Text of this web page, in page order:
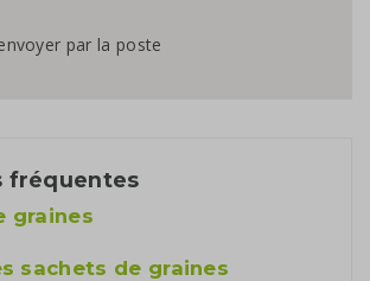
par la poste
fréquentes
graines
sachets de graines